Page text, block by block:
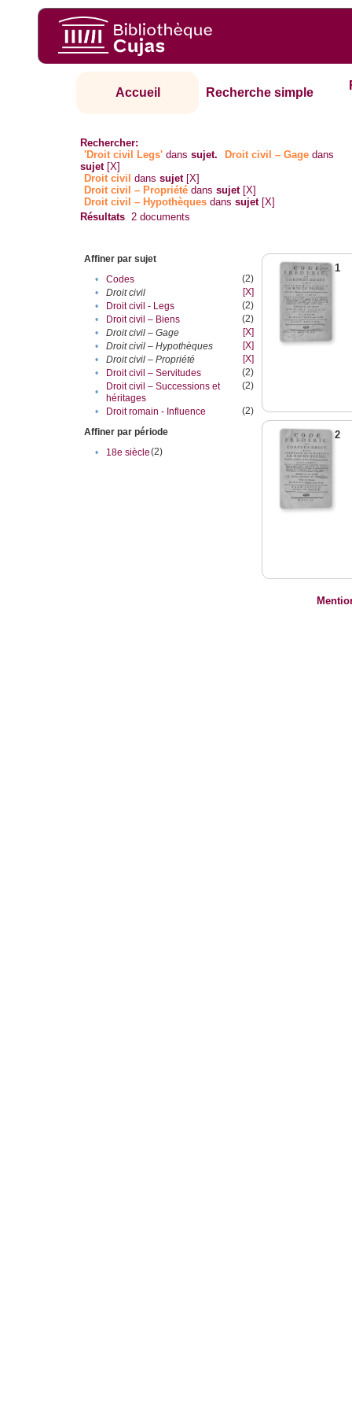
Accueil Recherche simple
Rechercher:
'Droit civil Legs' danssujet. Droit civil – Gage dans
sujet [X]
Droit civil danssujet [X]
Droit civil – Propriété danssujet [X]
Droit civil – Hypothèques danssujet [X]
Résultats 2 documents
Affiner par sujet
•
Codes
(2)
•
Droit civil
[X]
•
Droit civil - Legs
(2)
•
Droit civil – Biens
(2)
•
Droit civil – Gage
[X]
•
Droit civil – Hypothèques
[X]
•
Droit civil – Propriété
[X]
•
Droit civil – Servitudes
(2)
•
Droit civil – Successions et
héritages
(2)
• Droit romain - Influence
(2)
Affiner par période
•
18e siècle(2)
1
2